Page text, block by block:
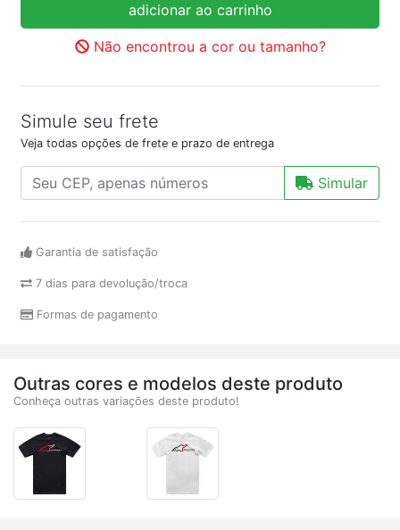
adicionar ao carrinho
Não encontrou a cor ou tamanho?
Simule seu frete
Veja todas opções de frete e prazo de entrega
Simular
Garantia de satisfação
7 dias para devolução/troca
Formas de pagamento
Outras cores e modelos deste produto
Conheça outras variações deste produto!